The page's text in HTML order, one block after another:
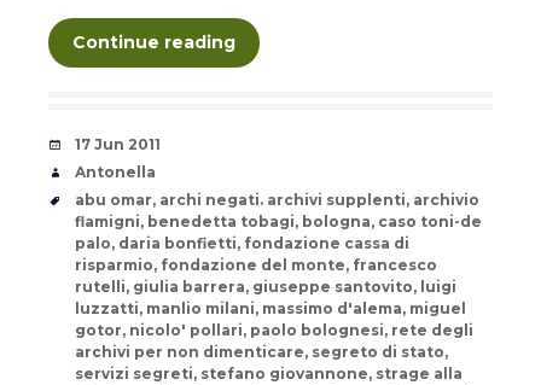
Continue reading
Date
17 Jun 2011
Author
Antonella
Tags
abu omar, archi negati. archivi supplenti, archivio
flamigni, benedetta tobagi, bologna, caso toni-de
palo, daria bonfietti, fondazione cassa di
risparmio, fondazione del monte, francesco
rutelli, giulia barrera, giuseppe santovito, luigi
luzzatti, manlio milani, massimo d'alema, miguel
gotor, nicolo' pollari, paolo bolognesi, rete degli
archivi per non dimenticare, segreto di stato,
servizi segreti, stefano giovannone, strage alla